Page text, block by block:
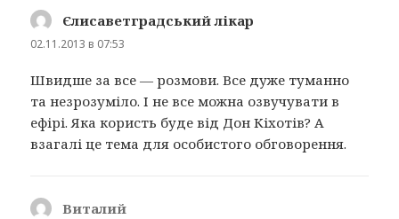
Єлисаветградський лікар
02.11.2013 в 07:53
Швидше за все — розмови. Все дуже туманно
та незрозуміло. І не все можна озвучувати в
ефірі. Яка користь буде від Дон Кіхотів? А
взагалі це тема для особистого обговорення.
Виталий